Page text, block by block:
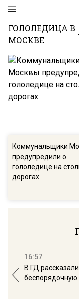
ГОЛОЛЕДИЦА В
МОСКВЕ
Коммунальщики
предупредили о
гололедице на
дорогах
16:57
В ГД
беспорядочную